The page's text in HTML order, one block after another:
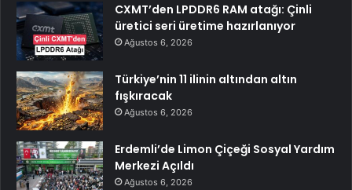
CXMT’den LPDDR6 RAM atağı: Çinli
üretici seri üretime hazırlanıyor
Ağustos 6, 2026
Türkiye’nin 11 ilinin altından altın
fışkıracak
Ağustos 6, 2026
Erdemli’de Limon Çiçeği Sosyal Yardım
Merkezi Açıldı
Ağustos 6, 2026